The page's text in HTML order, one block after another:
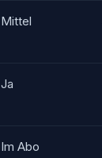
Mittel
Ja
Im Abo